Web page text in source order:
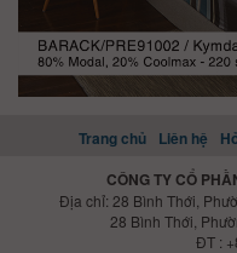
Trang chủ Liên hệ
CÔNG TY CỔ
Địa chỉ: 28 Bình Thới,
28 Bình Thới,
ĐT :